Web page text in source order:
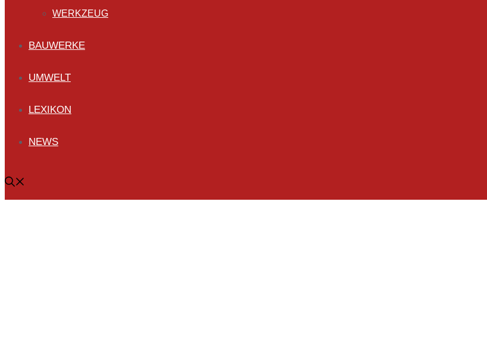
WERKZEUG
BAUWERKE
UMWELT
LEXIKON
NEWS